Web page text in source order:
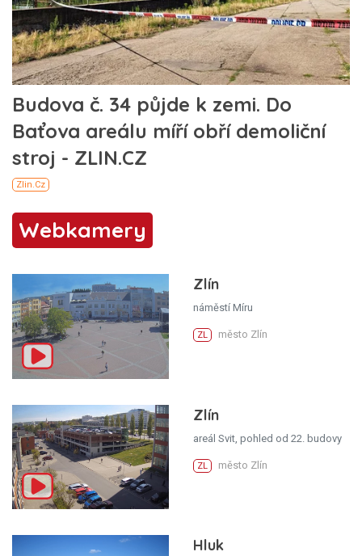
Webkamery
Zlín
náměstí Míru
ZL město Zlín
Zlín
areál Svit, pohled od 22. budovy
ZL město Zlín
Hluk